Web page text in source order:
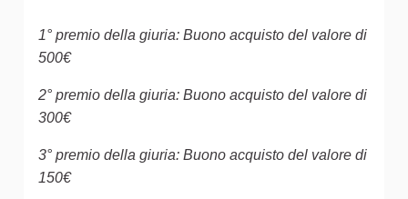
1° premio della giuria: Buono acquisto del valore di
500€
2° premio della giuria: Buono acquisto del valore di
300€
3° premio della giuria: Buono acquisto del valore di
150€